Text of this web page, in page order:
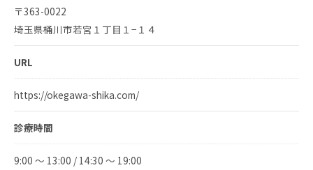
〒363-0022
埼玉県桶川市若宮１丁目１−１４
URL
https://okegawa-shika.com/
診療時間
9:00 ～ 13:00 / 14:30 ～ 19:00